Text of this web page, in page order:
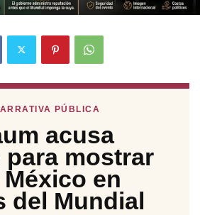
PÚBLICA
acusa
para mostrar
en
del Mundial